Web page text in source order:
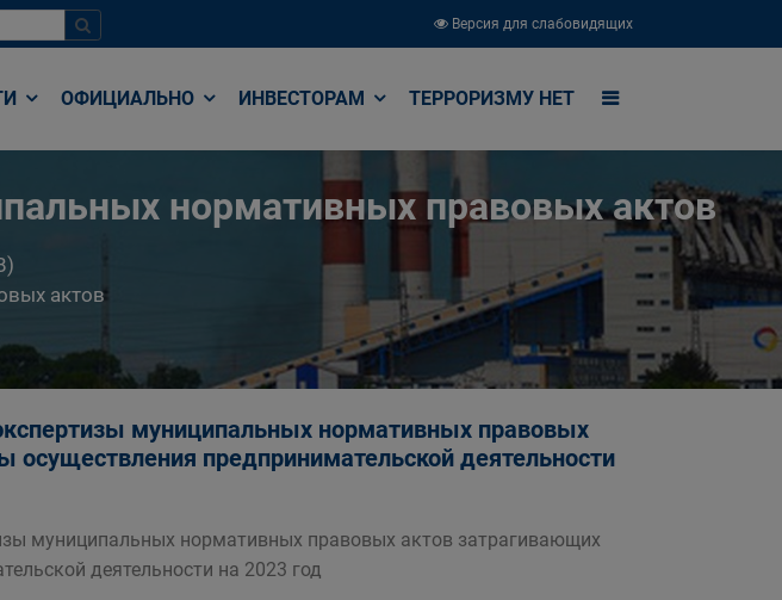
Версия для слабовидящих
ОФИЦИАЛЬНО ИНВЕСТОРАМ ТЕРРОРИЗМУ НЕТ
нормативных правовых актов
актов
муниципальных нормативных правовых
осуществления предпринимательской деятельности
муниципальных нормативных правовых актов затрагивающих
деятельности на 2023 год